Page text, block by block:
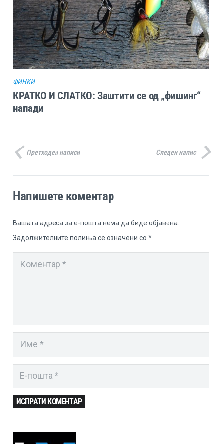
ФИНКИ
КРАТКО И СЛАТКО: Заштити се од „фишинг“
напади
Претходен написи Следен напис
Напишете коментар
Вашата адреса за е-пошта нема да биде објавена.
Задолжителните полиња се означени со*
ИСПРАТИ КОМЕНТАР